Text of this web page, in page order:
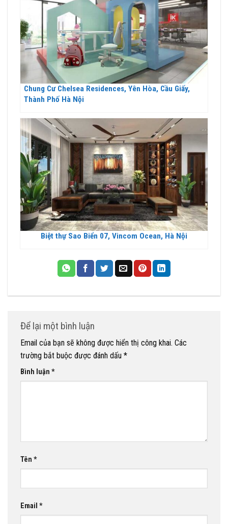
Chung Cư Chelsea Residences, Yên Hòa, Cầu Giấy,
Thành Phố Hà Nội
Biệt thự Sao Biển 07, Vincom Ocean, Hà Nội
Để lại một bình luận
Email của bạn sẽ không được hiển thị công khai. Các
trường bắt buộc được đánh dấu *
Bình luận *
Tên *
Email *